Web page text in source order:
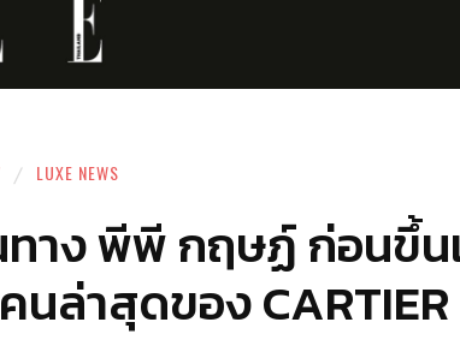
LUXE NEWS
ทาง พีพี กฤษฏ์ ก่อนขึ้
นล่าสุดของ CARTIER